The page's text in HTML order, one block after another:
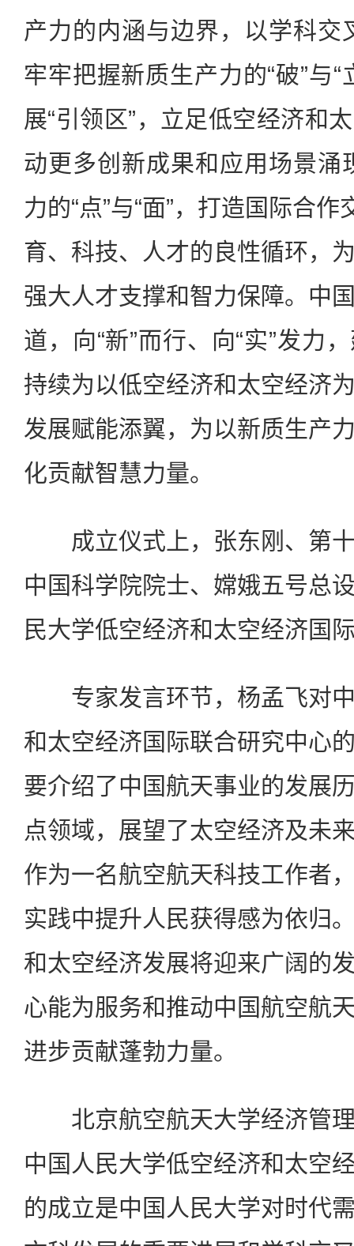
产力的内涵与边界，以学科交
牢牢把握新质生产力的“破”与
展“引领区”，立足低空经济和
动更多创新成果和应用场景涌
力的“点”与“面”，打造国际合作
育、科技、人才的良性循环，
强大人才支撑和智力保障。中
道，向“新”而行、向“实”发力
持续为以低空经济和太空经济
发展赋能添翼，为以新质生产
化贡献智慧力量。
成立仪式上，张东刚、第十
中国科学院院士、嫦娥五号总
民大学低空经济和太空经济国
专家发言环节，杨孟飞对中
和太空经济国际联合研究中心
要介绍了中国航天事业的发展
点领域，展望了太空经济及未
作为一名航空航天科技工作者
实践中提升人民获得感为依归
和太空经济发展将迎来广阔的
心能为服务和推动中国航空航
进步贡献蓬勃力量。
北京航空航天大学经济管理
中国人民大学低空经济和太空
的成立是中国人民大学对时代